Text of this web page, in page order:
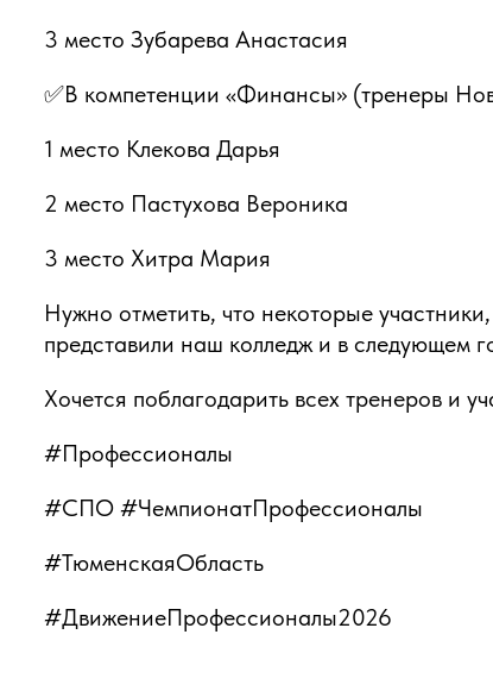
3 место Зубарева Анастасия
✅В компетенции «Финансы» (тренеры
1 место Клекова Дарья
2 место Пастухова Вероника
3 место Хитра Мария
Нужно отметить, что некоторые
представили наш колледж и в следующем
Хочется поблагодарить всех тренеров и
#Профессионалы
#СПО #ЧемпионатПрофессионалы
#ТюменскаяОбласть
#ДвижениеПрофессионалы2026